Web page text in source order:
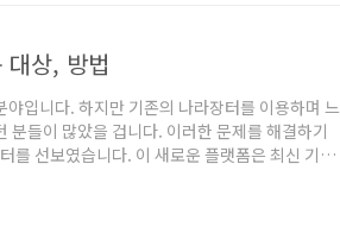
상, 방법
입니다. 하지만 기존의 나라장터를 이용하며 느
분들이 많았을 겁니다. 이러한 문제를 해결하기
를 선보였습니다. 이 새로운 플랫폼은 최신 기술
상자, 이용 방법에 대해 구체적으로 살펴보겠습